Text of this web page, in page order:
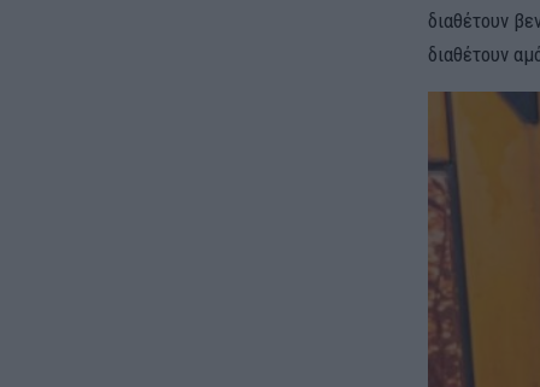
διαθέτουν
διαθέτουν